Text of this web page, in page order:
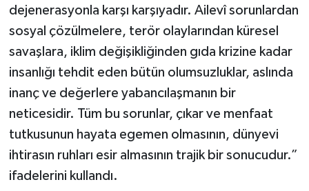
dejenerasyonla karşı karşıyadır. Ailevî sorunlardan
sosyal çözülmelere, terör olaylarından küresel
savaşlara, iklim değişikliğinden gıda krizine kadar
insanlığı tehdit eden bütün olumsuzluklar, aslında
inanç ve değerlere yabancılaşmanın bir
neticesidir. Tüm bu sorunlar, çıkar ve menfaat
tutkusunun hayata egemen olmasının, dünyevi
ihtirasın ruhları esir almasının trajik bir sonucudur.”
ifadelerini kullandı.